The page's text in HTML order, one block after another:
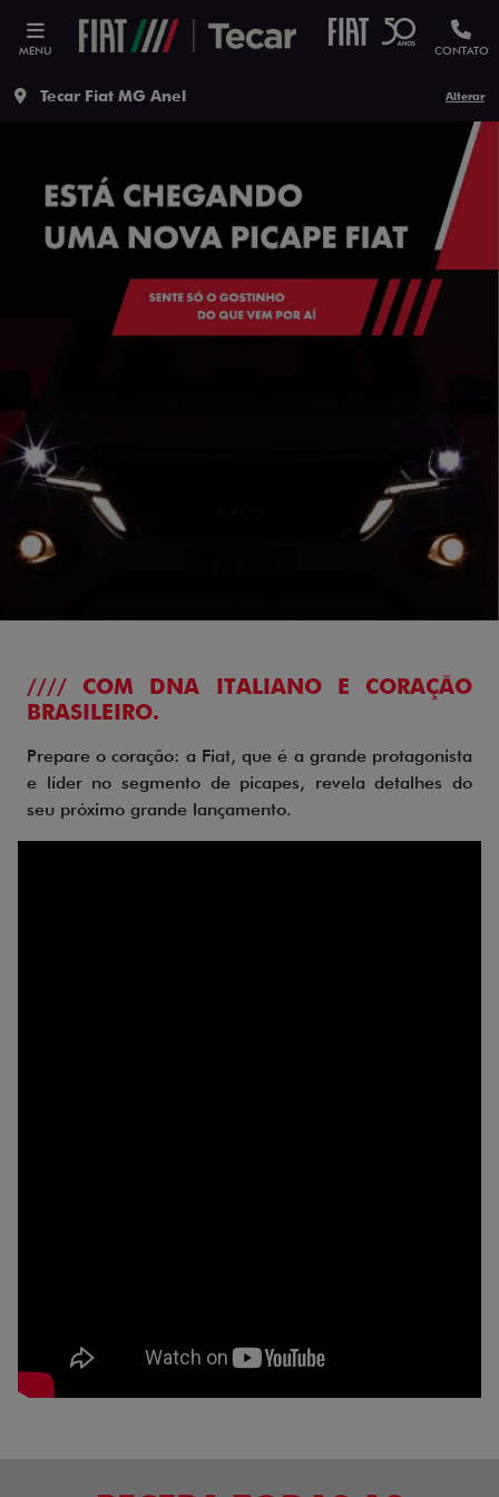
MENU CONTATO
Tecar Fiat MG Anel Alterar
//// COM DNA ITALIANO E CORAÇÃO
BRASILEIRO.
Prepare o coração: a Fiat, que é a grande protagonista
e líder no segmento de picapes, revela detalhes do
seu próximo grande lançamento.